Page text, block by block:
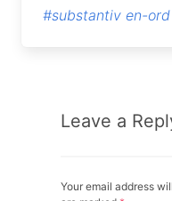
#substantiv en-ord
Leave a
Your email address